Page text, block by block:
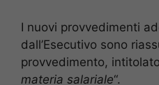
I nuovi provvedimenti
dall’Esecutivo sono
provvedimento,
materia salariale“.